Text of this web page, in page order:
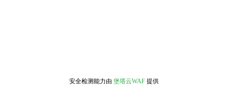
安全检测能力由 堡塔云WAF 提供